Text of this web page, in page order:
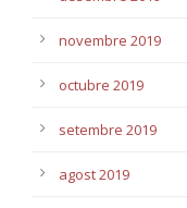
novembre 2019
octubre 2019
setembre 2019
agost 2019